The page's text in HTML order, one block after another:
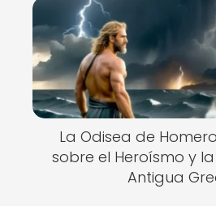
La Odisea de
sobre el Heroísmo y
Antigua